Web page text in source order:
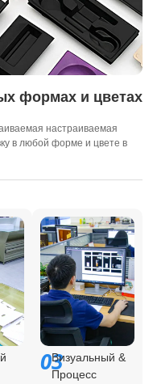
формах и цветах
настраиваемая
в любой форме и цвете в
03Визуальный &
Процесс